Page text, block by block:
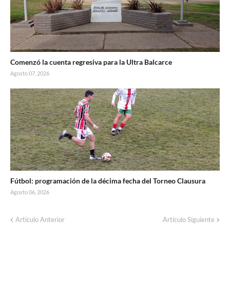
Comenzó la cuenta regresiva para la Ultra Balcarce
Agosto 07, 2026
Fútbol: programación de la décima fecha del Torneo Clausura
Agosto 06, 2026
Artículo Anterior Artículo Siguiente